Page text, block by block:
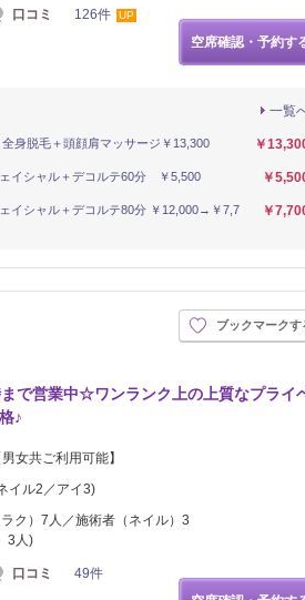
口コミ 126件 UP
空席確認・予約す
一覧
身脱毛＋頭顔肩マッサージ￥13,300 ￥
ェイシャル＋デコルテ60分 ￥5,500 ￥
イシャル＋デコルテ80分 ￥12,000→￥7,7
￥
ブックマークす
で営業中☆ワンランク上の上質なプライ
♪
女共ご利用可能】
イル2／アイ3)
ク）7人／施術者（ネイル）3
3人)
口コミ 49件